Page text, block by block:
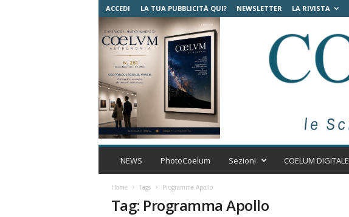
ACCEDI LA TUA PUBBLICITÀ QUI? NEWSLETTER LA RIVISTA
C
m
NEWS PhotoCoelum Sezioni COELUM DIGITALE
Home Tags Programma Apollo
Tag: Programma Apollo